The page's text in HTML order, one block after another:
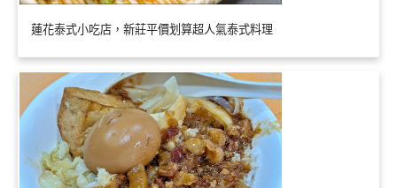
蓮花泰式小吃店，新莊平價划算超人氣泰式料理